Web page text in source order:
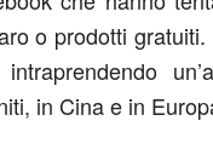
o prodotti
in Cina e in